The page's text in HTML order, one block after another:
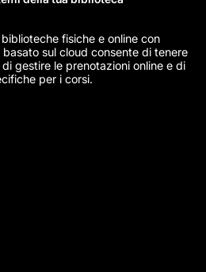
fisiche e online con
basato sul cloud consente di tenere
gestire le prenotazioni online e di
per i corsi.